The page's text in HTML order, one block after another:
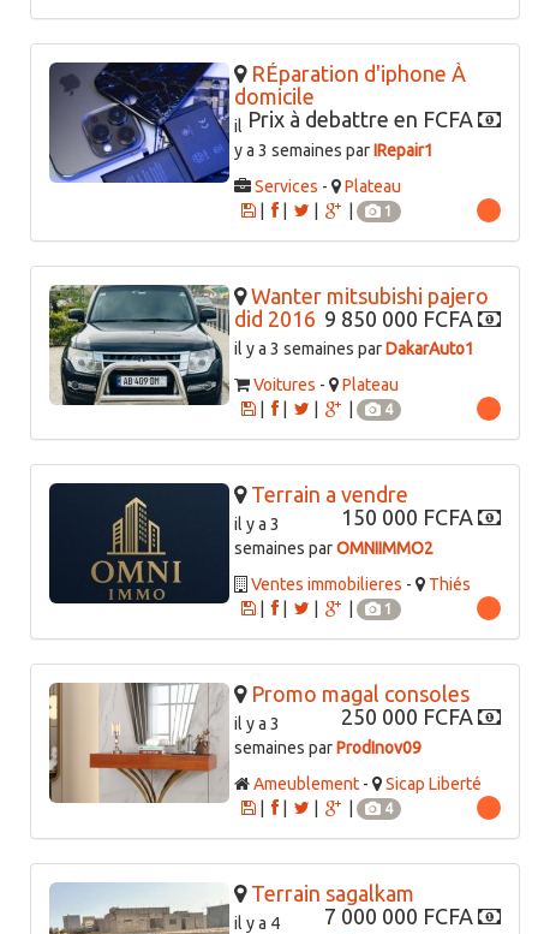
RÉparation d'iphone À
domicile
Prix à debattre en FCFA
il
y a 3 semaines parIRepair1
Services -
Plateau
|
1
Wanter mitsubishi pajero
did 2016 9 850 000 FCFA
il y a 3 semaines parDakarAuto1
Voitures -
Plateau
|
4
Terrain a vendre
150 000 FCFA
il y a 3
semaines parOMNIIMMO2
Ventes immobilieres -
Thiés
|
1
Promo magal consoles
250 000 FCFA
il y a 3
semaines parProdInov09
Ameublement -
Sicap Liberté
|
4
Terrain sagalkam
7 000 000 FCFA
il y a 4